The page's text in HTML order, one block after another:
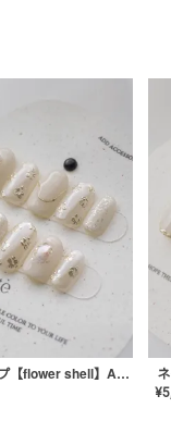
ネイルチップ【flower shell】AE-CONA-03
¥